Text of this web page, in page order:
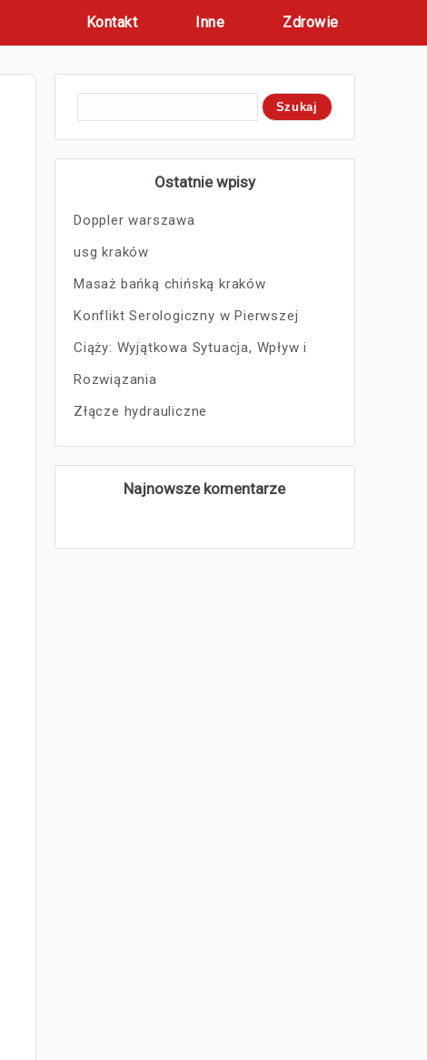
Kontakt Inne Zdrowie
Ostatnie wpisy
Doppler warszawa
usg kraków
Masaż bańką chińską kraków
Konflikt Serologiczny w Pierwszej
Ciąży: Wyjątkowa Sytuacja, Wpływ i
Rozwiązania
Złącze hydrauliczne
Najnowsze komentarze